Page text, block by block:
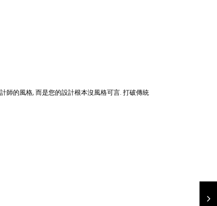
師的風格, 而是您的設計根本沒風格可言. 打破傳統